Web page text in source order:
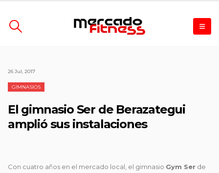
26 Jul, 2017
GIMNASIOS
El gimnasio Ser de Berazategui
amplió sus instalaciones
Con cuatro años en el mercado local, el gimnasio Gym Ser de